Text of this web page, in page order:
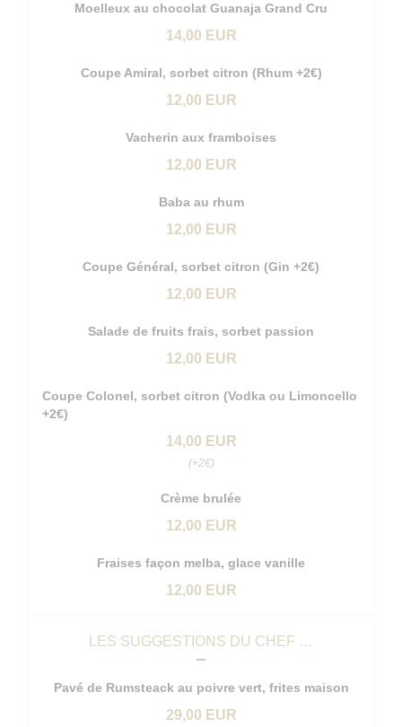
Moelleux au chocolat Guanaja Grand Cru
14,00 EUR
Coupe Amiral, sorbet citron (Rhum +2€)
12,00 EUR
Vacherin aux framboises
12,00 EUR
Baba au rhum
12,00 EUR
Coupe Général, sorbet citron (Gin +2€)
12,00 EUR
Salade de fruits frais, sorbet passion
12,00 EUR
Coupe Colonel, sorbet citron (Vodka ou Limoncello
+2€)
14,00 EUR
(+2€)
Crème brulée
12,00 EUR
Fraises façon melba, glace vanille
12,00 EUR
LES SUGGESTIONS DU CHEF …
Pavé de Rumsteack au poivre vert, frites maison
29,00 EUR